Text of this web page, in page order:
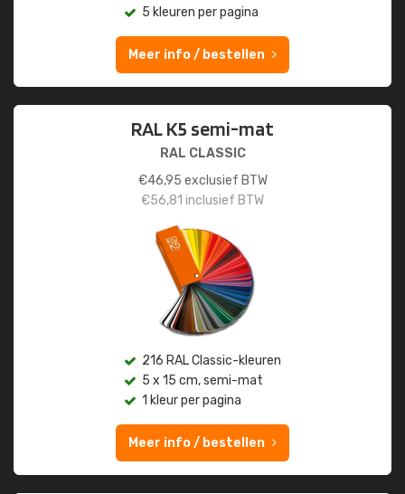
5 kleuren per pagina
Meer info / bestellen
RAL K5 semi-mat
RAL CLASSIC
€46,95 exclusief BTW
€56,81 inclusief BTW
216 RAL Classic-kleuren
5 x 15 cm, semi-mat
1 kleur per pagina
Meer info / bestellen